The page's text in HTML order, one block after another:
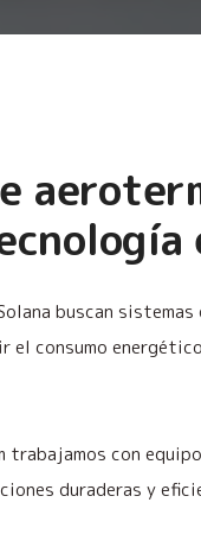
buscan
el consumo
trabajamos con
duraderas y